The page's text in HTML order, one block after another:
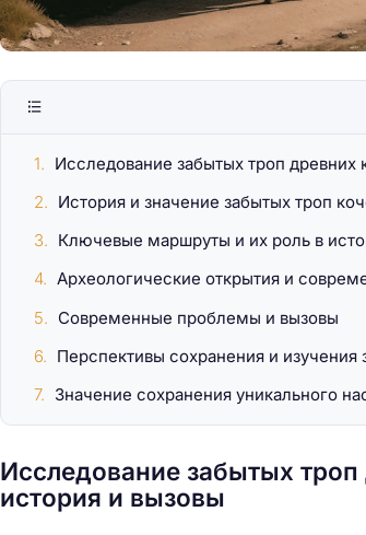
Исследование забытых
история и вызовы
Исследование забытых троп древних
История и значение забытых троп
Ключевые маршруты и их роль в
Археологические открытия и
Современные проблемы и вызовы
Перспективы сохранения и изучения
Значение сохранения уникального